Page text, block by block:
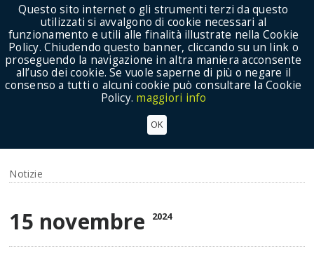
Show Menu
TAVOLO RIFLETTORI SU UNA FILIERA
Notizie
15 novembre 2024
Questo sito internet o gli strumenti terzi da questo
utilizzati si avvalgono di cookie necessari al
funzionamento e utili alle finalità illustrate nella Cookie
Policy. Chiudendo questo banner, cliccando su un link o
proseguendo la navigazione in altra maniera acconsente
all’uso dei cookie. Se vuole saperne di più o negare il
consenso a tutti o alcuni cookie può consultare la Cookie
Policy. maggiori info
OK